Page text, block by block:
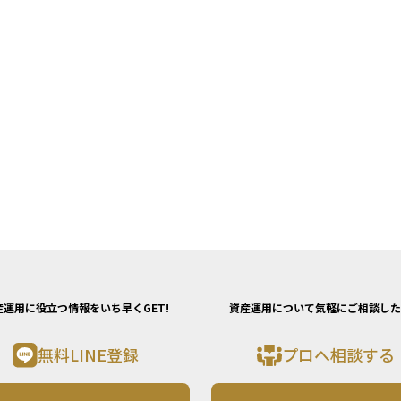
運用に役立つ情報をいち早くGET!
無料LINE登録
資産運用について気軽にご相談し
プロへ相談する